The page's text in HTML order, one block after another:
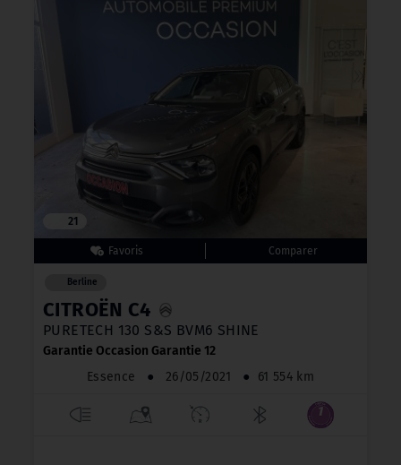
21
Berline
CITROËN C4
PURETECH 130 S&S BVM6 SHINE
Garantie Occasion Garantie 12
Essence
● 26/05/2021 ● 61 554 km